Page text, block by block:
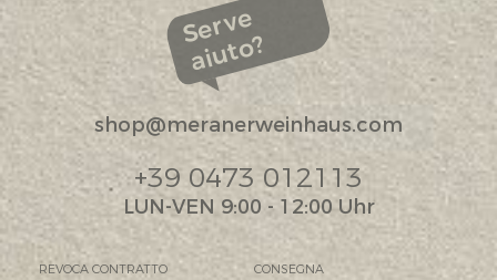
Serve
aiuto?
shop@meranerweinhaus.com
+39 0473 012113
LUN-VEN 9:00 - 12:00 Uhr
REVOCA CONTRATTO CONSEGNA